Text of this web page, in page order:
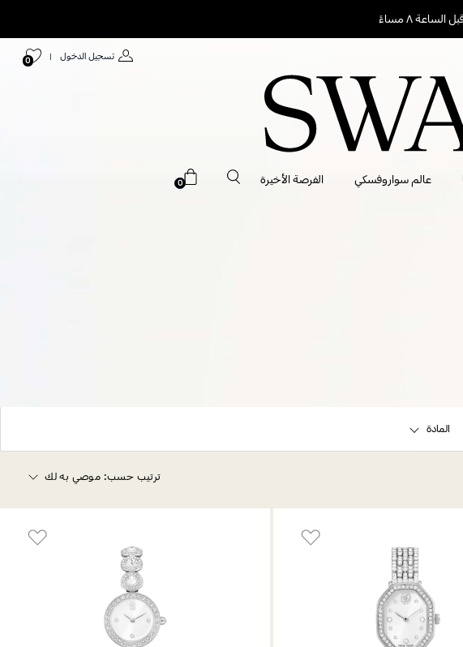
٨ مساءً
تسجيل الدخول |
0
عالم سواروفسكي الفرصة الأخيرة 0
المادة
ترتيب حسب: موصي به لك